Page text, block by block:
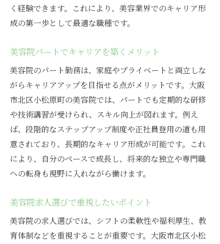
美容院職場選びで後悔しないコツ
パートアシスタントで叶える理想の美容院勤務
美容院勤務パートだからこそ実現できる働
き方
美容院アシスタントの将来性と可能性
美容院でパートとして長く働くポイント
美容院パート勤務のやりがいを見つける
美容院アシスタントが語る理想の職場像
美容院アシスタントの最新募集情報と選び方
美容院アシスタント最新求人の特徴まとめ
美容院求人比較で押さえるべきチェック項
目
美容院アシスタント採用で重視される点
く経験できます。これにより、美容業界でのキャリア形
成の第一歩として最適な職種です。
美容院パートでキャリアを築くメリット
美容院のパート勤務は、家庭やプライベートと両立しな
がらキャリアアップを目指せる点がメリットです。大阪
市北区小松原町の美容院では、パートでも定期的な研修
や技術講習が受けられ、スキル向上が図れます。例え
ば、段階的なステップアップ制度や正社員登用の道も用
意されており、長期的なキャリア形成が可能です。これ
により、自分のペースで成長し、将来的な独立や専門職
への転身も視野に入れながら働けます。
美容院求人選びで重視したいポイント
美容院の求人選びでは、シフトの柔軟性や福利厚生、教
育体制などを重視することが重要です。大阪市北区小松